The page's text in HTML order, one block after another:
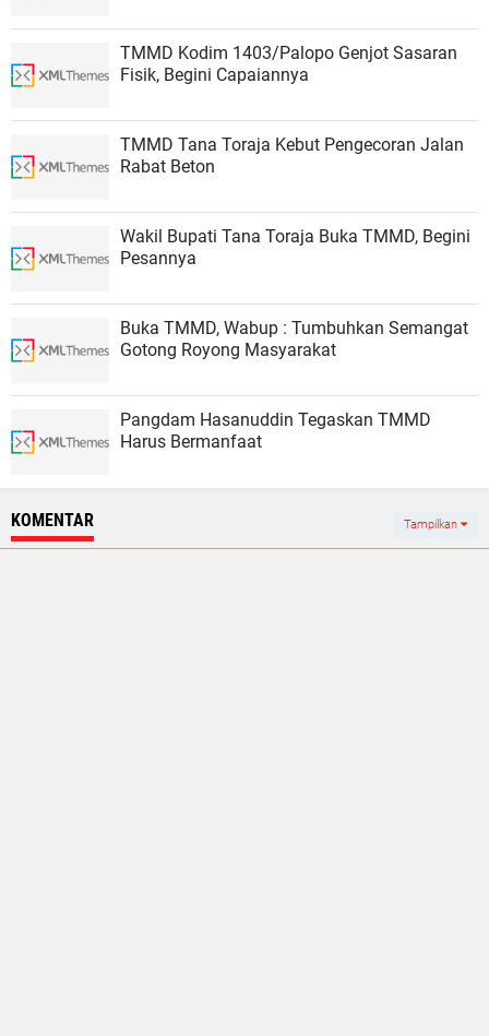
TMMD Kodim 1403/Palopo Genjot Sasaran
Fisik, Begini Capaiannya
TMMD Tana Toraja Kebut Pengecoran Jalan
Rabat Beton
Wakil Bupati Tana Toraja Buka TMMD, Begini
Pesannya
Buka TMMD, Wabup : Tumbuhkan Semangat
Gotong Royong Masyarakat
Pangdam Hasanuddin Tegaskan TMMD
Harus Bermanfaat
KOMENTAR Tampilkan